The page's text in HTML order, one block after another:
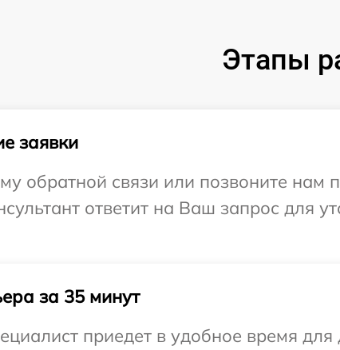
Этапы
заявки
обратной связи или позвоните нам
ответит на Ваш запрос для
за 35 минут
приедет в удобное время